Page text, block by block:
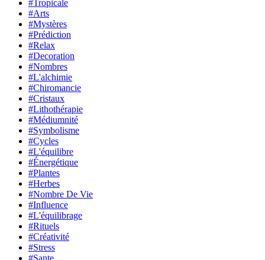
#Tropicale
#Arts
#Mystères
#Prédiction
#Relax
#Decoration
#Nombres
#L'alchimie
#Chiromancie
#Cristaux
#Lithothérapie
#Médiumnité
#Symbolisme
#Cycles
#L'équilibre
#Énergétique
#Plantes
#Herbes
#Nombre De Vie
#Influence
#L'équilibrage
#Rituels
#Créativité
#Stress
#Sante